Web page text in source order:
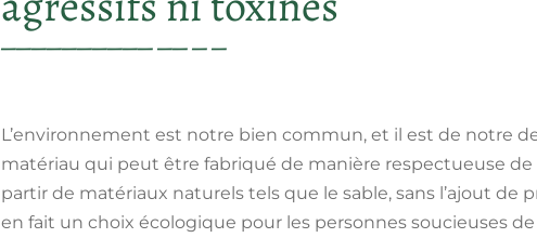
L’environnement est notre bien commun, et il est de notre
matériau qui peut être fabriqué de manière respectueuse de
partir de matériaux naturels tels que le sable, sans l’ajout de
en fait un choix écologique pour les personnes soucieuses